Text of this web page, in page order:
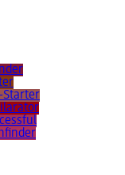
Starter